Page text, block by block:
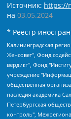
Источник: https://
на 03.05.2024
* Реестр
Калининградская региональная общественная организация "Экозащита!-Женсовет", Фонд содействия защите прав и свобод граждан "Общественный вердикт", Фонд "Институт Развития Свободы Информации", Частное учреждение "Информационное агентство МЕМО. РУ", Региональная общественная организация "Общественная комиссия по сохранению наследия академика Сахарова", Фонд поддержки свободы прессы, Санкт-Петербургская общественная правозащитная организация "Гражданский контроль", Межрегиональная общественная организация "Информационно-просветительский центр "Мемориал", Региональный Фонд "Центр Защиты Прав Средств Массовой Информации", с 05.12.2023 Фонд "Центр Защиты Прав Средств массовой информации", Региональная общественная благотворительная организация помощи беженцам и мигрантам "Гражданское содействие", Негосударственное образовательное учреждение дополнительного профессионального образования (повышение квалификации) специалистов "АКАДЕМИЯ ПО ПРАВАМ ЧЕЛОВЕКА", Свердловская региональная общественная организация "Сутяжник", Автономная некоммерческая организация "Центр независимых социологических исследований", Союз общественных объединений "Российский исследовательский центр по правам человека", Региональное общественное учреждение научно-информационный центр "МЕМОРИАЛ", Некоммерческая организация "Фонд защиты гласности", Автономная некоммерческая организация "Институт прав человека", Городская общественная организация "Екатеринбургское общество "МЕМОРИАЛ", Городская общественная организация "Рязанское историко-просветительское и правозащитное общество "Мемориал" (Рязанский Мемориал), Челябинский региональный орган общественной самодеятельности – женское общественное объединение "Женщины Евразии", Челябинский региональный орган общественной самодеятельности "Уральская правозащитная группа", Фонд содействия защите здоровья и социальной справедливости имени Андрея Рылькова, Автономная Некоммерческая Организация "Аналитический Центр Юрия Левады", Автономная некоммерческая организация социальной поддержки населения "Проект Апрель", Региональная общественная организация помощи женщинам и детям, находящимся в кризисной ситуации "Информационно-методический центр "Анна", Фонд содействия развитию массовых коммуникаций и правовому просвещению "Так-так-Так", Фонд содействия устойчивому развитию "Серебряная тайга", Свердловский региональный общественный фонд социальных проектов "Новое время", "Idel.Реалии", Кавказ.Реалии, Крым.Реалии, Телеканал Настоящее Время, Татаро-башкирская служба Радио Свобода (Azatliq Radiosi), Радио Свободная Европа/Радио Свобода (PCE/PC), "Сибирь.Реалии", "Фактограф", Благотворительный фонд помощи осужденным и их семьям, Автономная некоммерческая организация "Институт глобализации и социальных движений", Фонд "В защиту прав заключенных", Частное учреждение "Центр поддержки и содействия развитию средств массовой информации", Пензенский региональный общественный благотворительный фонд "Гражданский союз", "Север.Реалии", Некоммерческая организация Фонд "Правовая инициатива", Общество с ограниченной ответственностью "Радио Свободная Европа/